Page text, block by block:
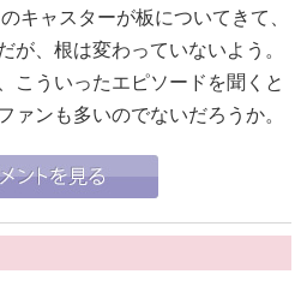
キャスターが板についてきて、
が、根は変わっていないよう。
こういったエピソードを聞くと
ァンも多いのでないだろうか。